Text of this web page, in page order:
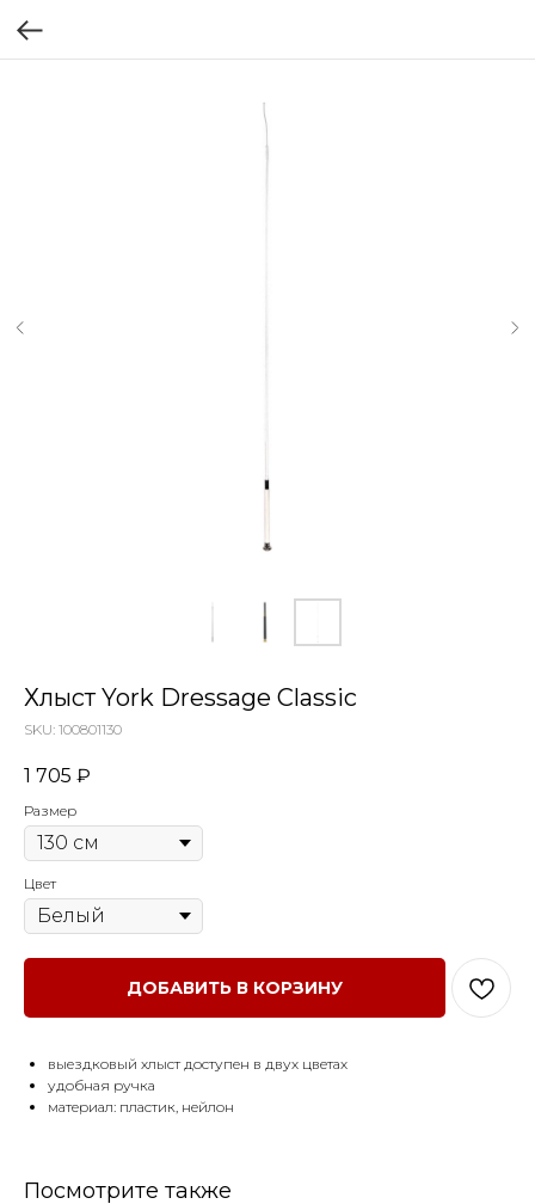
Хлыст York Dressage Classic
SKU: 100801130
1 705 ₽
Размер
Цвет
ДОБАВИТЬ В КОРЗИНУ
выездковый хлыст доступен в двух цветах
удобная ручка
материал: пластик, нейлон
Посмотрите также